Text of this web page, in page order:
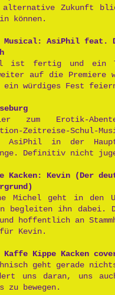
Zukunft
können.
Musical: AsiPhil feat.
ist fertig und ein
auf die Premiere
würdiges Fest
zum Erotik-
Zeitreise-Schul-
AsiPhil in der
Definitiv nicht
Kacken: Kevin (Der
Michel geht in den
begleiten ihn dabei.
und hoffentlich an
Kevin.
Kaffe Kippe Kacken
geht gerade
uns daran, uns
zu bewegen.